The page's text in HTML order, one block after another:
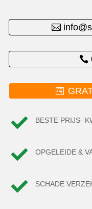
 BESTE PRIJS-
 OPGELEIDE &
 SCHADE